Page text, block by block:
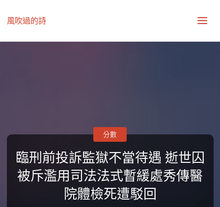
風吹過的詩
臨刑前投訴監獄不當待遇 逝世囚
被斥濫用司法法式暫緩處秀傳醫
院體檢死遭駁回
分數